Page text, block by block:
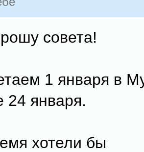
совета!
1 января в
24 января.
хотели бы